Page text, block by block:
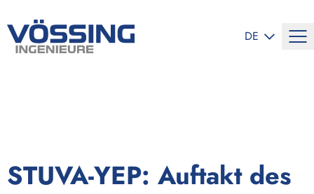
DE
STUVA-YEP: Auftakt des